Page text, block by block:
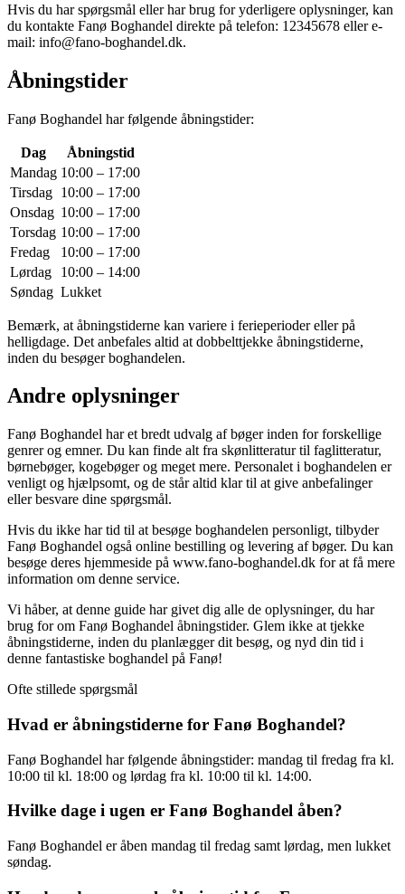
Hvis du har spørgsmål eller har brug for yderligere oplysninger, kan
du kontakte Fanø Boghandel direkte på telefon: 12345678 eller e-
mail: info@fano-boghandel.dk.
Åbningstider
Fanø Boghandel har følgende åbningstider:
Dag
Åbningstid
Mandag 10:00 – 17:00
Tirsdag 10:00 – 17:00
Onsdag 10:00 – 17:00
Torsdag 10:00 – 17:00
Fredag
10:00 – 17:00
Lørdag
10:00 – 14:00
Søndag Lukket
Bemærk, at åbningstiderne kan variere i ferieperioder eller på
helligdage. Det anbefales altid at dobbelttjekke åbningstiderne,
inden du besøger boghandelen.
Andre oplysninger
Fanø Boghandel har et bredt udvalg af bøger inden for forskellige
genrer og emner. Du kan finde alt fra skønlitteratur til faglitteratur,
børnebøger, kogebøger og meget mere. Personalet i boghandelen er
venligt og hjælpsomt, og de står altid klar til at give anbefalinger
eller besvare dine spørgsmål.
Hvis du ikke har tid til at besøge boghandelen personligt, tilbyder
Fanø Boghandel også online bestilling og levering af bøger. Du kan
besøge deres hjemmeside på www.fano-boghandel.dk for at få mere
information om denne service.
Vi håber, at denne guide har givet dig alle de oplysninger, du har
brug for om Fanø Boghandel åbningstider. Glem ikke at tjekke
åbningstiderne, inden du planlægger dit besøg, og nyd din tid i
denne fantastiske boghandel på Fanø!
Ofte stillede spørgsmål
Hvad er åbningstiderne for Fanø Boghandel?
Fanø Boghandel har følgende åbningstider: mandag til fredag fra kl.
10:00 til kl. 18:00 og lørdag fra kl. 10:00 til kl. 14:00.
Hvilke dage i ugen er Fanø Boghandel åben?
Fanø Boghandel er åben mandag til fredag samt lørdag, men lukket
søndag.